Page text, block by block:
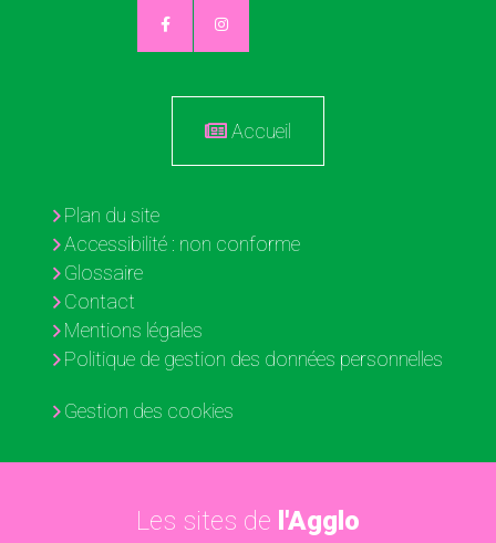
Accueil
Plan du site
Accessibilité : non conforme
Glossaire
Contact
Mentions légales
Politique de gestion des données personnelles
Gestion des cookies
Les sites de l'Agglo